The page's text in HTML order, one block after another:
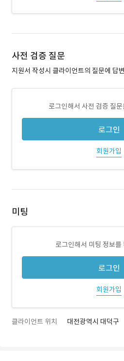
사전 검증 질문
지원서 작성시 클라이언트의 질문에 답
로그인해서 사전 검증 질
로그인
회원가입
미팅
로그인해서 미팅 정보를
로그인
회원가입
클라이언트 위치 대전광역시 대덕구